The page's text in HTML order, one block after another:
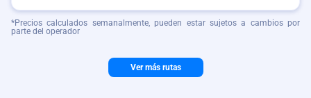
*Precios calculados semanalmente, pueden estar sujetos a cambios por
parte del operador
Ver más rutas